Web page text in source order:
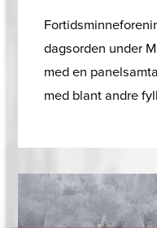
dagsorden under
med en
med blant andre